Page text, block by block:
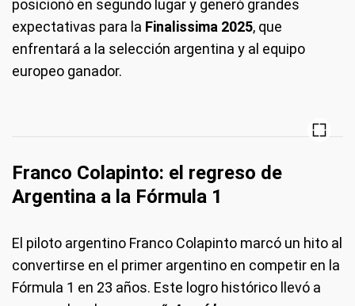
posicionó en segundo lugar y generó grandes
expectativas para la Finalissima 2025, que
enfrentará a la selección argentina y al equipo
europeo ganador.
Franco Colapinto: el regreso de
Argentina a la Fórmula 1
El piloto argentino Franco Colapinto marcó un hito al
convertirse en el primer argentino en competir en la
Fórmula 1 en 23 años. Este logro histórico llevó a